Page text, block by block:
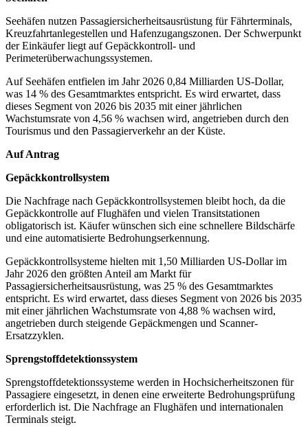
Seehäfen nutzen Passagiersicherheitsausrüstung für Fährterminals,
Kreuzfahrtanlegestellen und Hafenzugangszonen. Der Schwerpunkt
der Einkäufer liegt auf Gepäckkontroll- und
Perimeterüberwachungssystemen.
Auf Seehäfen entfielen im Jahr 2026 0,84 Milliarden US-Dollar,
was 14 % des Gesamtmarktes entspricht. Es wird erwartet, dass
dieses Segment von 2026 bis 2035 mit einer jährlichen
Wachstumsrate von 4,56 % wachsen wird, angetrieben durch den
Tourismus und den Passagierverkehr an der Küste.
Auf Antrag
Gepäckkontrollsystem
Die Nachfrage nach Gepäckkontrollsystemen bleibt hoch, da die
Gepäckkontrolle auf Flughäfen und vielen Transitstationen
obligatorisch ist. Käufer wünschen sich eine schnellere Bildschärfe
und eine automatisierte Bedrohungserkennung.
Gepäckkontrollsysteme hielten mit 1,50 Milliarden US-Dollar im
Jahr 2026 den größten Anteil am Markt für
Passagiersicherheitsausrüstung, was 25 % des Gesamtmarktes
entspricht. Es wird erwartet, dass dieses Segment von 2026 bis 2035
mit einer jährlichen Wachstumsrate von 4,88 % wachsen wird,
angetrieben durch steigende Gepäckmengen und Scanner-
Ersatzzyklen.
Sprengstoffdetektionssystem
Sprengstoffdetektionssysteme werden in Hochsicherheitszonen für
Passagiere eingesetzt, in denen eine erweiterte Bedrohungsprüfung
erforderlich ist. Die Nachfrage an Flughäfen und internationalen
Terminals steigt.